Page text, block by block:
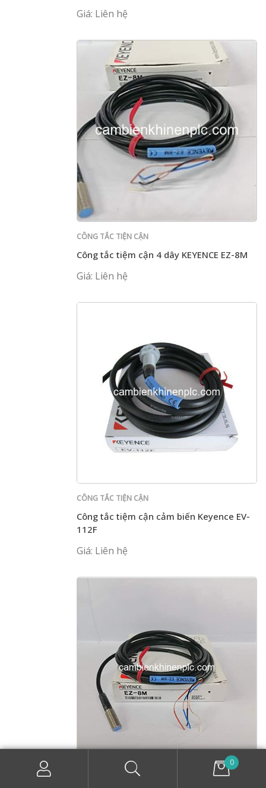
Giá: Liên hệ
CÔNG TẮC TIỆN CẬN
Công tắc tiệm cận 4 dây KEYENCE EZ-8M
Giá: Liên hệ
CÔNG TẮC TIỆN CẬN
Công tắc tiệm cận cảm biến Keyence EV-
112F
Giá: Liên hệ
CÔNG TẮC TIỆN CẬN
0